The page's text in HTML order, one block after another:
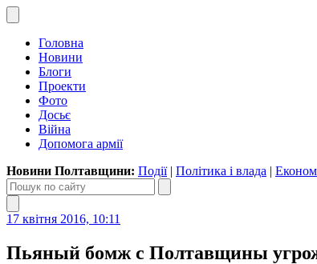
Головна
Новини
Блоги
Проекти
Фото
Досьє
Війна
Допомога армії
Новини Полтавщини: Події| Політика і влада |
17 квітня 2016, 10:11
Пьяный бомж с Полтавщины